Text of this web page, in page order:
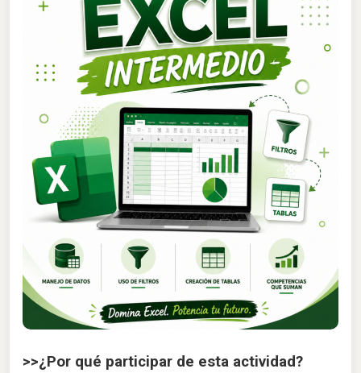
>>¿Por qué participar de esta actividad?